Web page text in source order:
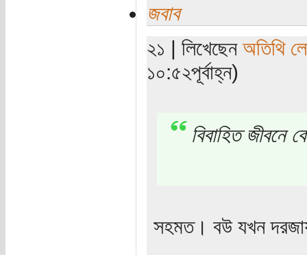
জবাব
২১ | লিখেছেন অতিথি
১০:৫২পূর্বাহ্ন)
বিবাহিত
সহমত। বউ যখন দরজায়